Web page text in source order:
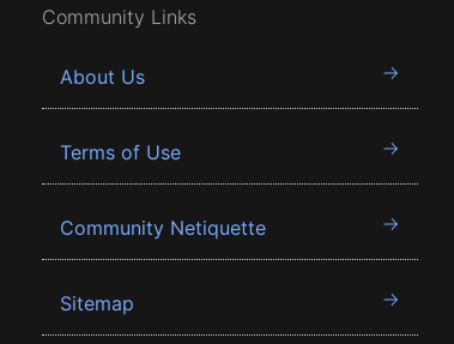
Community Links
About Us
Terms of Use
Community Netiquette
Sitemap